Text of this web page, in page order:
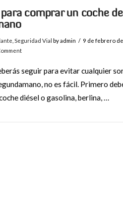
comprar un coche de
Seguridad Vial by admin
9 de febrero de
seguir para evitar cualquier
no es fácil. Primero
diésel o gasolina, berlina, …